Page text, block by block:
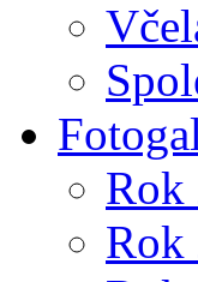
Rok
Rok